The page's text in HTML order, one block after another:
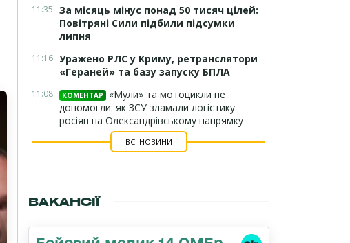
11:35 За місяць мінус понад 50 тисяч цілей:
Повітряні Сили підбили підсумки
липня
11:16 Уражено РЛС у Криму, ретранслятори
«Гераней» та базу запуску БПЛА
11:08 КОМЕНТАР
«Мули» та мотоцикли не
допомогли: як ЗСУ зламали логістику
росіян на Олександрівському напрямку
ВСІ НОВИНИ
ВАКАНСІЇ